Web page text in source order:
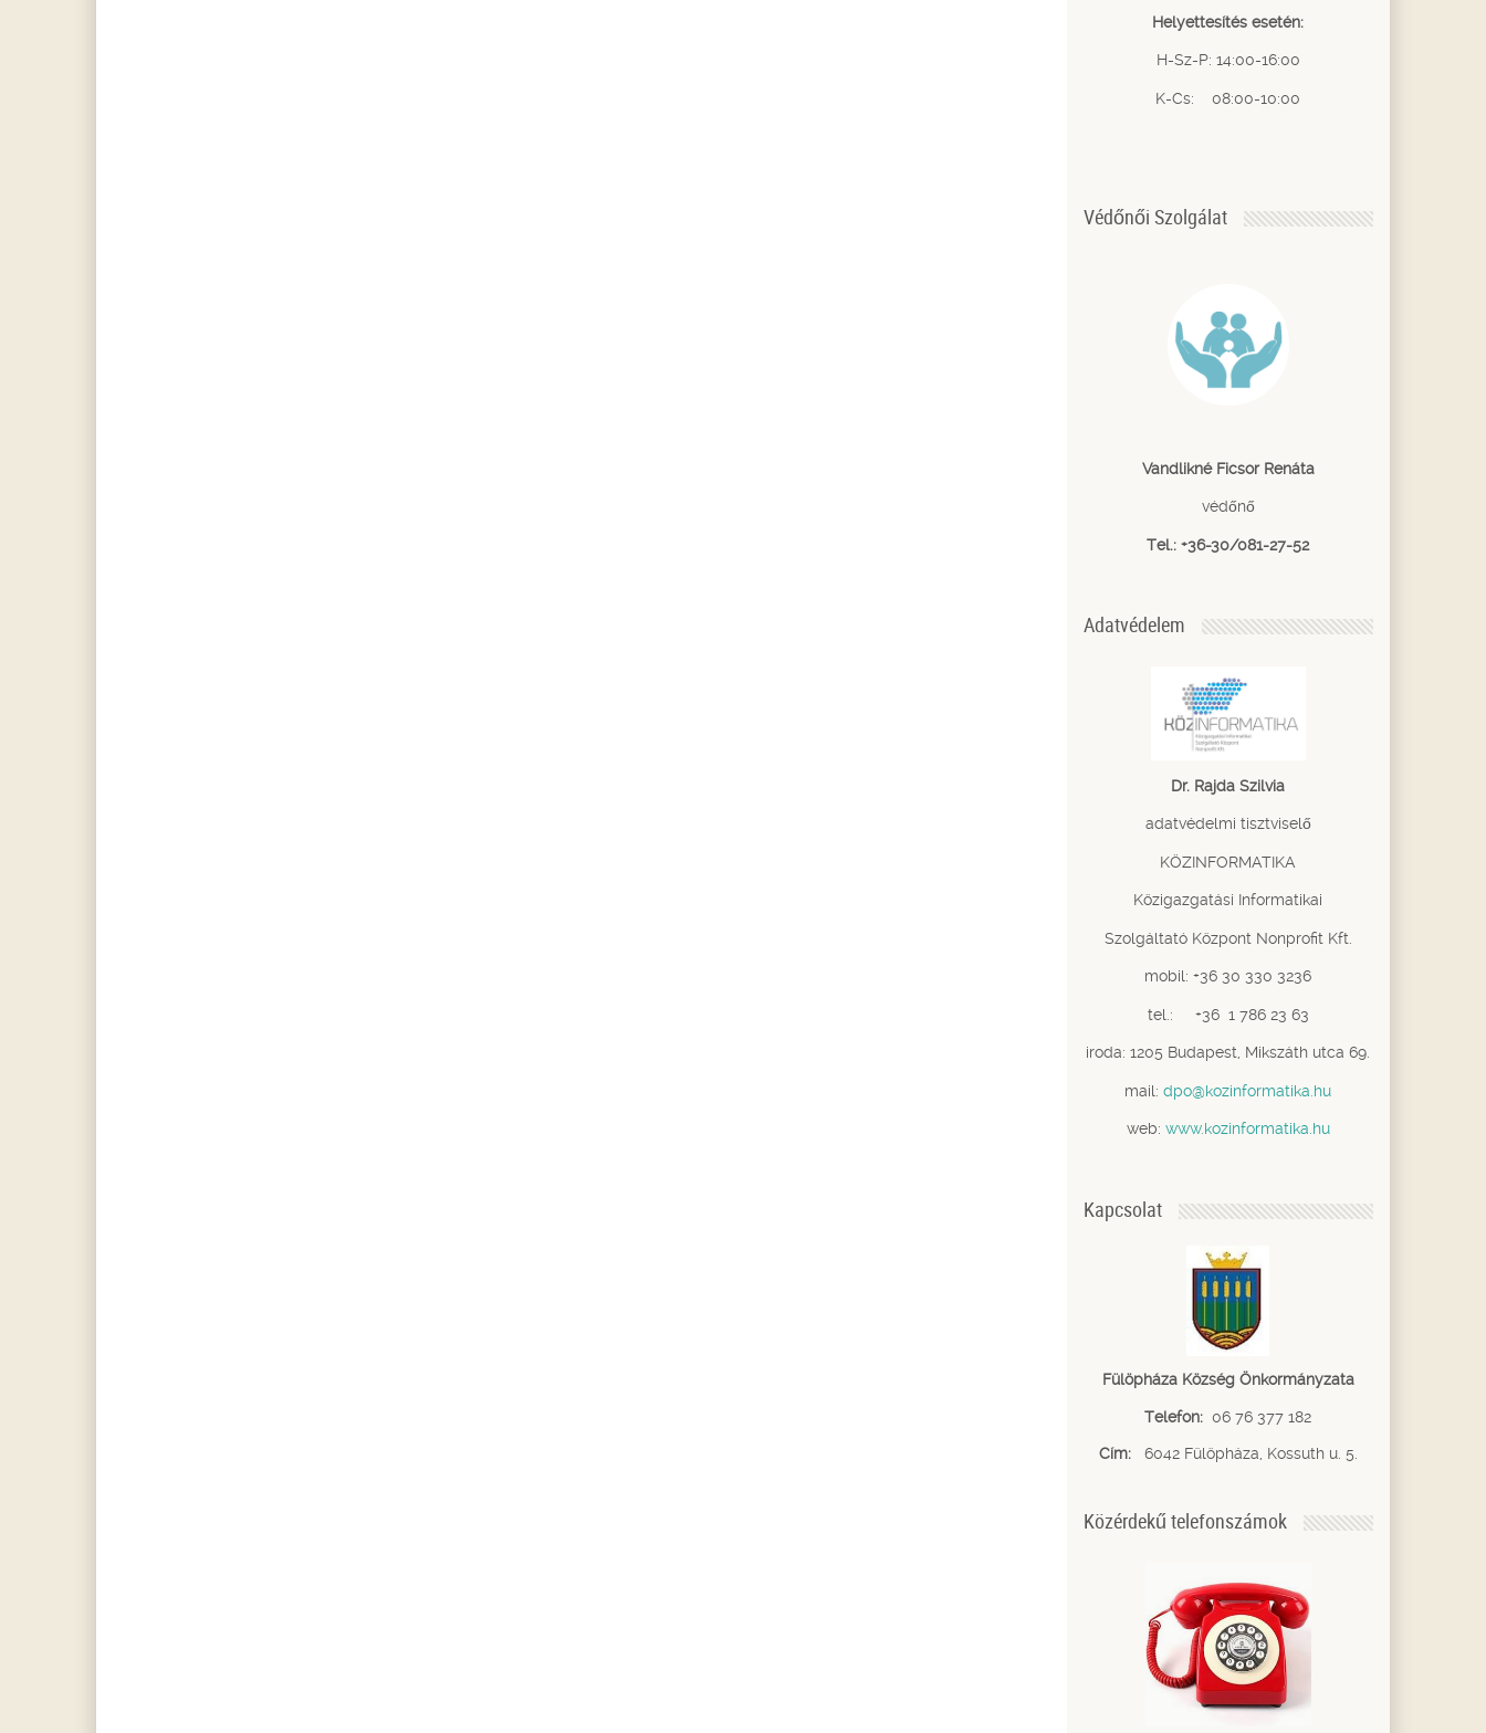
Helyettesítés esetén:
H-Sz-P: 14:00-16:00
K-Cs: 08:00-10:00
Védőnői Szolgálat
Vandlikné Ficsor Renáta
védőnő
Tel.: +36-30/081-27-52
Adatvédelem
Dr. Rajda Szilvia
adatvédelmi tisztviselő
KÖZINFORMATIKA
Közigazgatási Informatikai
Szolgáltató Központ Nonprofit Kft.
mobil: +36 30 330 3236
tel.: +36 1 786 23 63
iroda: 1205 Budapest, Mikszáth utca 69.
mail:dpo@kozinformatika.hu
web: www.kozinformatika.hu
Kapcsolat
Fülöpháza Község Önkormányzata
Telefon: 06 76 377 182
Cím: 6042 Fülöpháza, Kossuth u. 5.
Közérdekű telefonszámok